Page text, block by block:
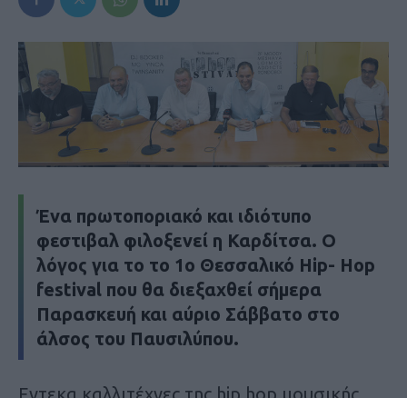
Ένα πρωτοποριακό και ιδιότυπο
φεστιβαλ φιλοξενεί η Καρδίτσα. Ο
λόγος για το το 1ο Θεσσαλικό Hip- Hop
festival που θα διεξαχθεί σήμερα
Παρασκευή και αύριο Σάββατο στο
άλσος του Παυσιλύπου.